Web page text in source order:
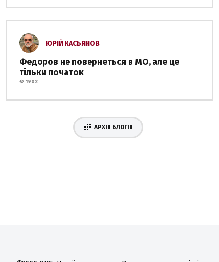
ЮРІЙ КАСЬЯНОВ
Федоров не повернеться в МО, але це
тільки початок
1902
АРХІВ БЛОГІВ